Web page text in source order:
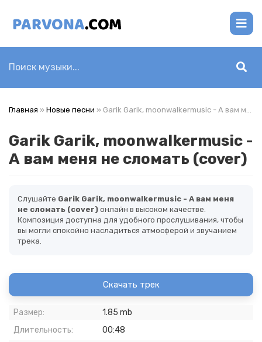
Главная » Новые песни » Garik Garik, moonwalkermusic - А вам меня не сломать (cover)
Garik Garik, moonwalkermusic -
А вам меня не сломать (cover)
Слушайте Garik Garik, moonwalkermusic - А вам меня
не сломать (cover) онлайн в высоком качестве.
Композиция доступна для удобного прослушивания, чтобы
вы могли спокойно насладиться атмосферой и звучанием
трека.
Скачать трек
Размер:
1.85 mb
Длительность:
00:48